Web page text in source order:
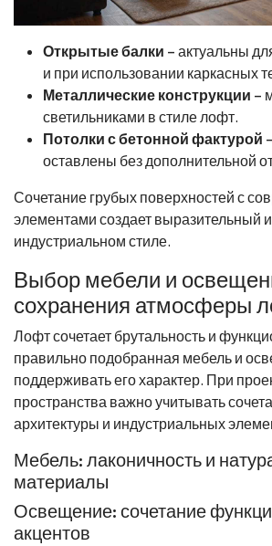
Открытые балки – актуальны
и при использовании каркасных
Металлические конструкции –
светильниками в стиле лофт.
Потолки с бетонной фактурой
оставлены без дополнительной
Сочетание грубых поверхностей с
элементами создает выразительный
индустриальном стиле.
Выбор мебели и
сохранения атмосферы
Лофт сочетает брутальность и
правильно подобранная мебель и
поддерживать его характер. При
пространства важно учитывать
архитектуры и индустриальных
Мебель: лаконичность и
материалы
Освещение: сочетание
акцентов